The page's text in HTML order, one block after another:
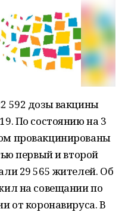
592 дозы вакцины
По состоянию на 3
провакцинированы
первый и второй
29 565 жителей. Об
на совещании по
от коронавируса. В